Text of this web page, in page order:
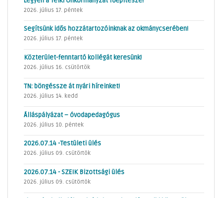
2026. július 17. péntek
Segítsünk idős hozzátartozóinknak az okmánycserében!
2026. július 17. péntek
Közterület-fenntartó kollégát keresünk!
2026. július 16. csütörtök
TN: böngéssze át nyári híreinket!
2026. július 14. kedd
Álláspályázat – óvodapedagógus
2026. július 10. péntek
2026.07.14 -Testületi ülés
2026. július 09. csütörtök
2026.07.14 - SZEIK Bizottsági ülés
2026. július 09. csütörtök